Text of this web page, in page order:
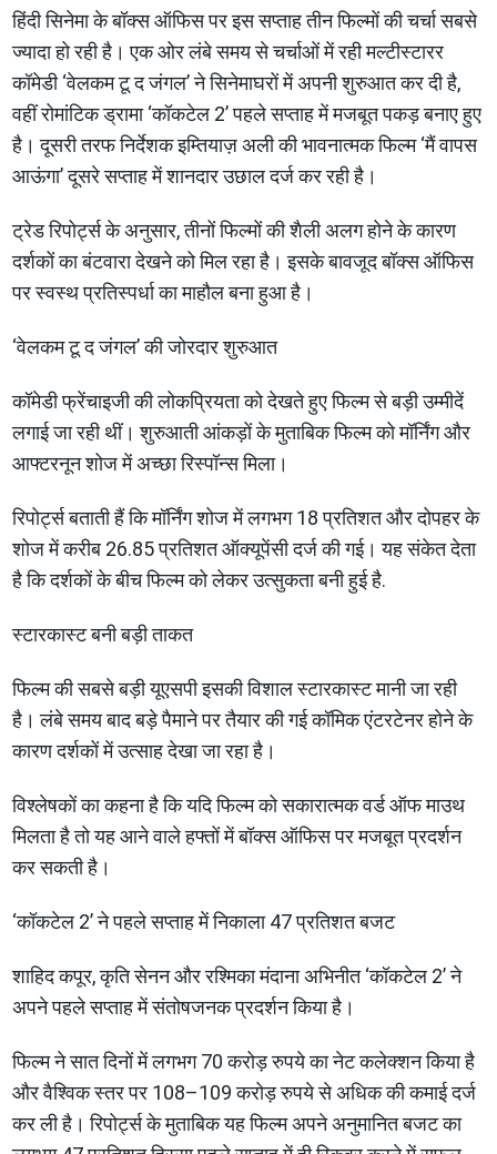
हिंदी सिनेमा के बॉक्स ऑफिस पर इस सप्ताह तीन फिल्मों की चर्चा सबसे
ज्यादा हो रही है। एक ओर लंबे समय से चर्चाओं में रही मल्टीस्टारर
कॉमेडी ‘वेलकम टू द जंगल’ ने सिनेमाघरों में अपनी शुरुआत कर दी है,
वहीं रोमांटिक ड्रामा ‘कॉकटेल 2’ पहले सप्ताह में मजबूत पकड़ बनाए हुए
है। दूसरी तरफ निर्देशक इम्तियाज़ अली की भावनात्मक फिल्म ‘मैं वापस
आऊंगा’ दूसरे सप्ताह में शानदार उछाल दर्ज कर रही है।
ट्रेड रिपोर्ट्स के अनुसार, तीनों फिल्मों की शैली अलग होने के कारण
दर्शकों का बंटवारा देखने को मिल रहा है। इसके बावजूद बॉक्स ऑफिस
पर स्वस्थ प्रतिस्पर्धा का माहौल बना हुआ है।
‘वेलकम टू द जंगल’ की जोरदार शुरुआत
कॉमेडी फ्रेंचाइजी की लोकप्रियता को देखते हुए फिल्म से बड़ी उम्मीदें
लगाई जा रही थीं। शुरुआती आंकड़ों के मुताबिक फिल्म को मॉर्निंग और
आफ्टरनून शोज में अच्छा रिस्पॉन्स मिला।
रिपोर्ट्स बताती हैं कि मॉर्निंग शोज में लगभग 18 प्रतिशत और दोपहर के
शोज में करीब 26.85 प्रतिशत ऑक्यूपेंसी दर्ज की गई। यह संकेत देता
है कि दर्शकों के बीच फिल्म को लेकर उत्सुकता बनी हुई है.
स्टारकास्ट बनी बड़ी ताकत
फिल्म की सबसे बड़ी यूएसपी इसकी विशाल स्टारकास्ट मानी जा रही
है। लंबे समय बाद बड़े पैमाने पर तैयार की गई कॉमिक एंटरटेनर होने के
कारण दर्शकों में उत्साह देखा जा रहा है।
विश्लेषकों का कहना है कि यदि फिल्म को सकारात्मक वर्ड ऑफ माउथ
मिलता है तो यह आने वाले हफ्तों में बॉक्स ऑफिस पर मजबूत प्रदर्शन
कर सकती है।
‘कॉकटेल 2’ ने पहले सप्ताह में निकाला 47 प्रतिशत बजट
शाहिद कपूर, कृति सेनन और रश्मिका मंदाना अभिनीत ‘कॉकटेल 2’ ने
अपने पहले सप्ताह में संतोषजनक प्रदर्शन किया है।
फिल्म ने सात दिनों में लगभग 70 करोड़ रुपये का नेट कलेक्शन किया है
और वैश्विक स्तर पर 108–109 करोड़ रुपये से अधिक की कमाई दर्ज
कर ली है। रिपोर्ट्स के मुताबिक यह फिल्म अपने अनुमानित बजट का